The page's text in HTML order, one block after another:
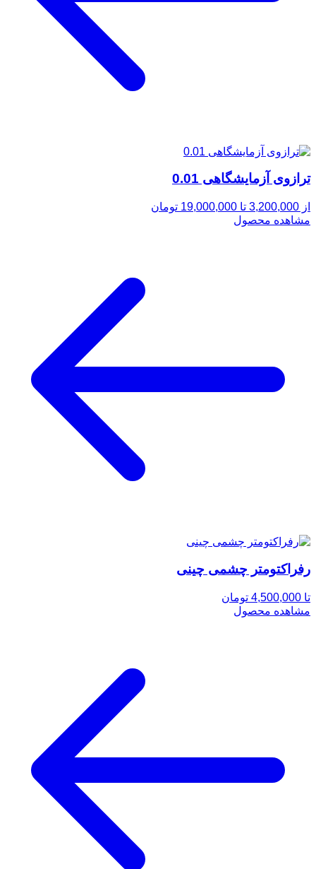
ترازوی آزمایشگاهی 0.01
از 3,200,000 تا 19,000,000 تومان
مشاهده محصول
رفراکتومتر چشمی چینی
تا 4,500,000 تومان
مشاهده محصول